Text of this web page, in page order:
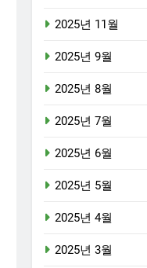
2025년 11월
2025년 9월
2025년 8월
2025년 7월
2025년 6월
2025년 5월
2025년 4월
2025년 3월